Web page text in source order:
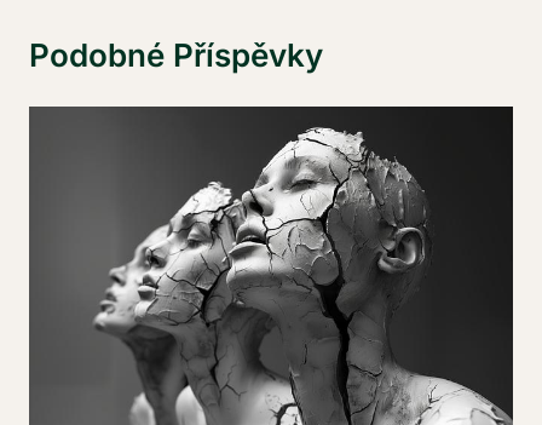
Podobné Příspěvky